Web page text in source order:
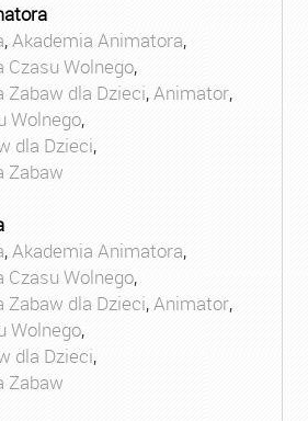
,Akademia Animatora,
Wolnego,
dla Dzieci,Animator,
Wolnego,
dla Dzieci,
Zabaw
,Akademia Animatora,
Wolnego,
dla Dzieci,Animator,
Wolnego,
dla Dzieci,
Zabaw